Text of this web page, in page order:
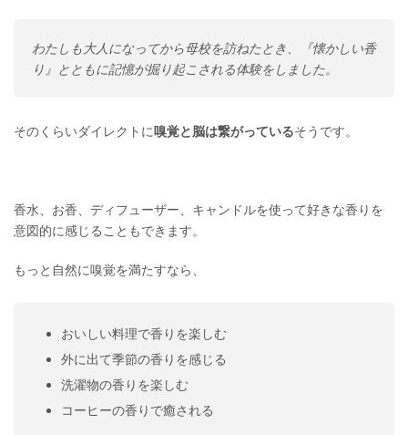
わたしも大人になってから母校を訪ねたとき、『懐かしい香
り』とともに記憶が掘り起こされる体験をしました。
そのくらいダイレクトに嗅覚と脳は繋がっているそうです。
香水、お香、ディフューザー、キャンドルを使って好きな香りを
意図的に感じることもできます。
もっと自然に嗅覚を満たすなら、
おいしい料理で香りを楽しむ
外に出て季節の香りを感じる
洗濯物の香りを楽しむ
コーヒーの香りで癒される